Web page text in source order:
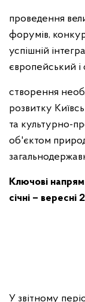
проведення
форумів,
успішній
європейський і
створення
розвитку
та культурно-
об'єктом
Ключові
січні –
У звітному